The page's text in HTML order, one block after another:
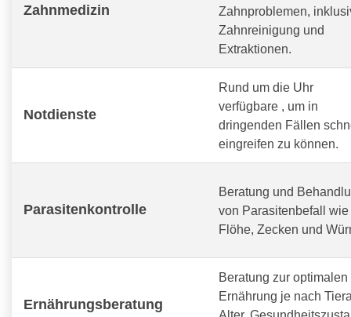
Zahnmedizin
Zahnproblemen,
Zahnreinigung und
Extraktionen.
Notdienste
Rund um die Uhr
verfügbare , um in
dringenden Fällen
eingreifen zu können.
Parasitenkontrolle
Beratung und
von Parasitenbefall wie
Flöhe, Zecken und
Ernährungsberatung
Beratung zur optimalen
Ernährung je nach